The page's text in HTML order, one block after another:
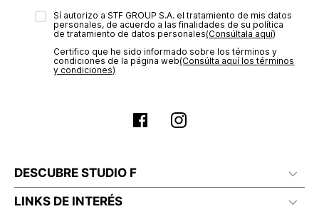
estado de tu compra puedes ingresar al menú de “Mi cuenta -
Mis Pedidos” en nuestra página webwww.studiofpanama.pa
Sí autorizo a STF GROUP S.A. el tratamiento de mis datos
personales, de acuerdo a las finalidades de su política
de tratamiento de datos personales‎(Consúltala aquí)
Certifico que he sido informado sobre los términos y
condiciones de la página web‎(Consúlta aquí los términos
y condiciones)
DESCUBRE STUDIO F
LINKS DE INTERÉS